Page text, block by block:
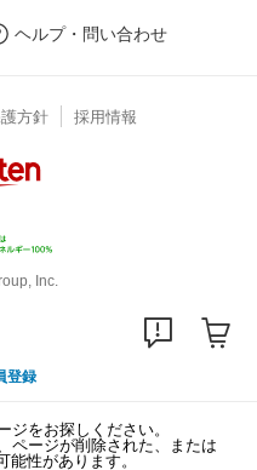
ヘルプ・問い合わせ
方針 採用情報
Inc.
登録
ジをお探しください。
ページが削除された、または
性があります。